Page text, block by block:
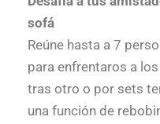
sofá
Reúne hasta a 7
para enfrentaros a
tras otro o por sets
una función de